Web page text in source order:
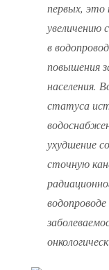
первых, это
увеличению
в
повышения
населения.
статуса
ухудшение
сточную